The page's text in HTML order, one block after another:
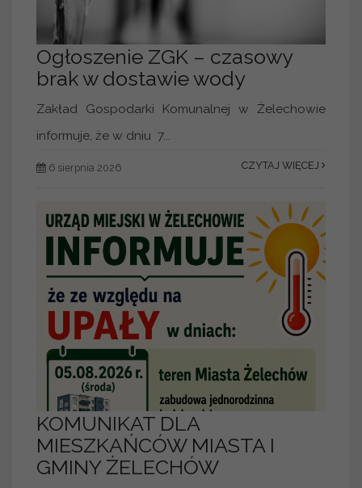
Ogłoszenie ZGK – czasowy
brak w dostawie wody
Zakład Gospodarki Komunalnej w Żelechowie
informuje, że w dniu 7...
6 sierpnia 2026 CZYTAJ WIĘCEJ
KOMUNIKAT DLA
MIESZKAŃCÓW MIASTA I
GMINY ŻELECHÓW